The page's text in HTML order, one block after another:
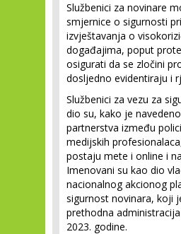
Službenici za novinare
smjernice o sigurnosti
izvještavanja o
događajima, poput
osigurati da se zločini
dosljedno evidentiraju i
Službenici za vezu za
dio su, kako je
partnerstva između
medijskih
postaju mete i online i
Imenovani su kao dio
nacionalnog akcionog
sigurnost novinara, koji
prethodna
2023. godine.